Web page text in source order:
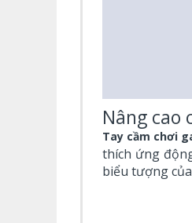
Nâng cao
Tay cầm chơi
thích ứng
biểu tượng